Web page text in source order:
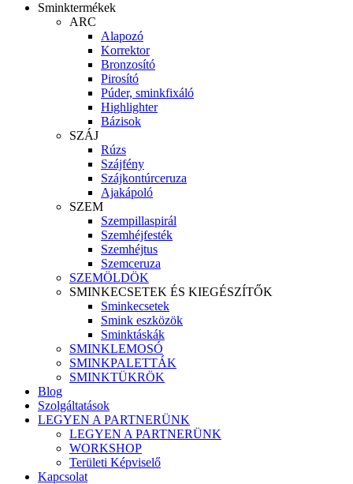
Sminktermékek
ARC
Alapozó
Korrektor
Bronzosító
Pirosító
Púder, sminkfixáló
Highlighter
Bázisok
SZÁJ
Rúzs
Szájfény
Szájkontúrceruza
Ajakápoló
SZEM
Szempillaspirál
Szemhéjfesték
Szemhéjtus
Szemceruza
SZEMÖLDÖK
SMINKECSETEK ÉS KIEGÉSZÍTŐK
Sminkecsetek
Smink eszközök
Sminktáskák
SMINKLEMOSÓ
SMINKPALETTÁK
SMINKTÜKRÖK
Blog
Szolgáltatások
LEGYEN A PARTNERÜNK
LEGYEN A PARTNERÜNK
WORKSHOP
Területi Képviselő
Kapcsolat